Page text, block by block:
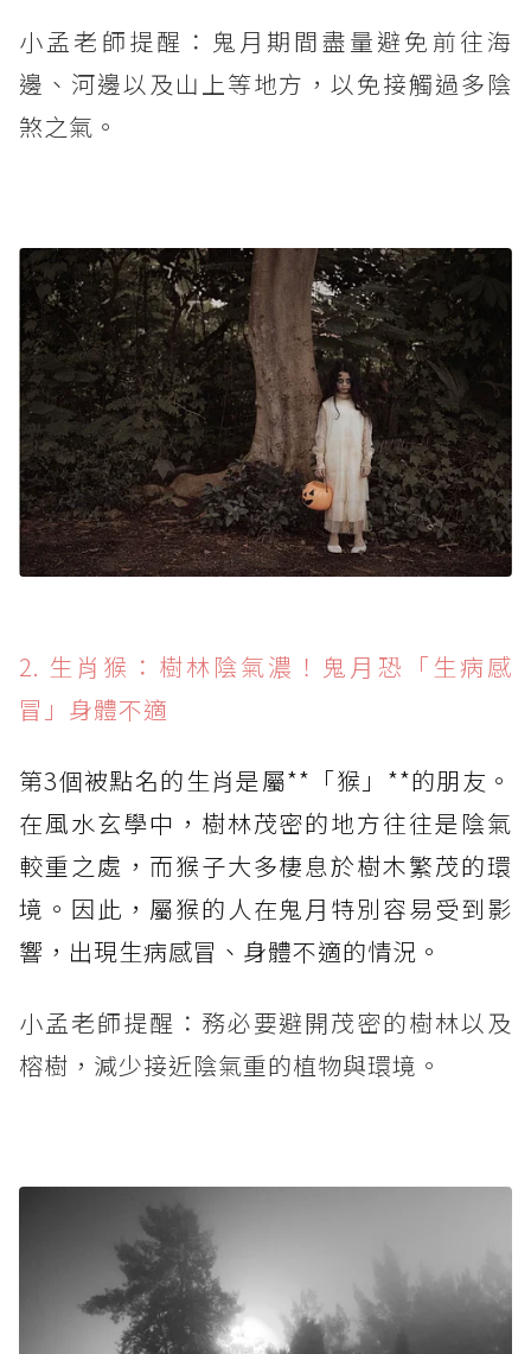
小孟老師提醒：鬼月期間盡量避免前往海
邊、河邊以及山上等地方，以免接觸過多陰
煞之氣。
2. 生肖猴：樹林陰氣濃！鬼月恐「生病感
冒」身體不適
第3個被點名的生肖是屬**「猴」**的朋友。
在風水玄學中，樹林茂密的地方往往是陰氣
較重之處，而猴子大多棲息於樹木繁茂的環
境。因此，屬猴的人在鬼月特別容易受到影
響，出現生病感冒、身體不適的情況。
小孟老師提醒：務必要避開茂密的樹林以及
榕樹，減少接近陰氣重的植物與環境。